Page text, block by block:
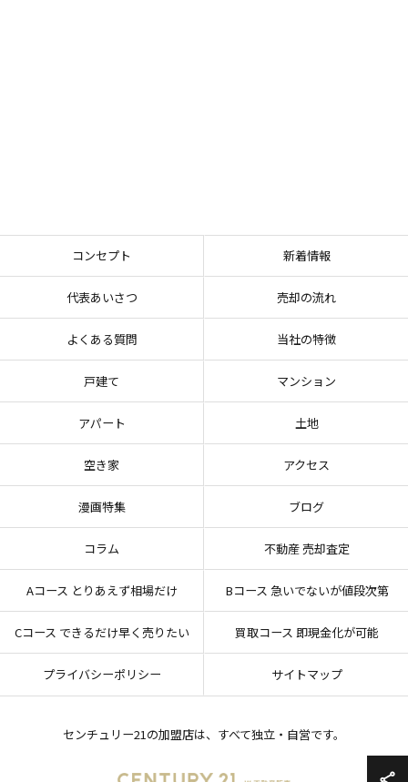
コンセプト 新着情報
代表あいさつ 売却の流れ
よくある質問 当社の特徴
戸建て マンション
アパート 土地
空き家 アクセス
漫画特集 ブログ
コラム 不動産 売却査定
Aコース とりあえず相場だけ Bコース 急いでないが値段次第
Cコース できるだけ早く売りたい 買取コース 即現金化が可能
プライバシーポリシー サイトマップ
センチュリー21の加盟店は、すべて独立・自営です。